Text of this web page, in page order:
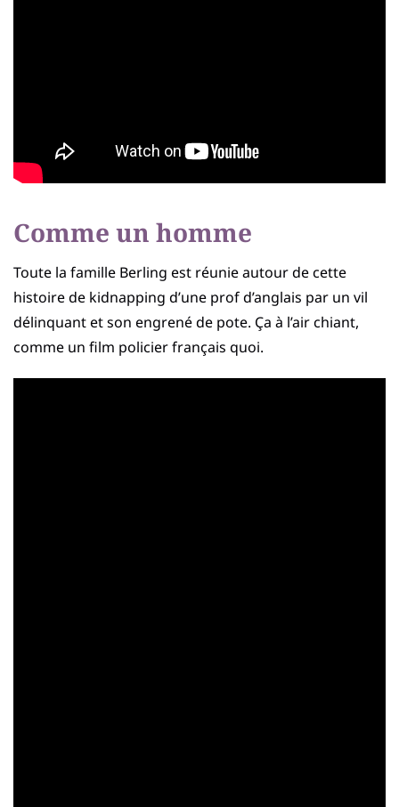
Comme un homme
Toute la famille Berling est réunie autour de cette
histoire de kidnapping d’une prof d’anglais par un vil
délinquant et son engrené de pote. Ça à l’air chiant,
comme un film policier français quoi.